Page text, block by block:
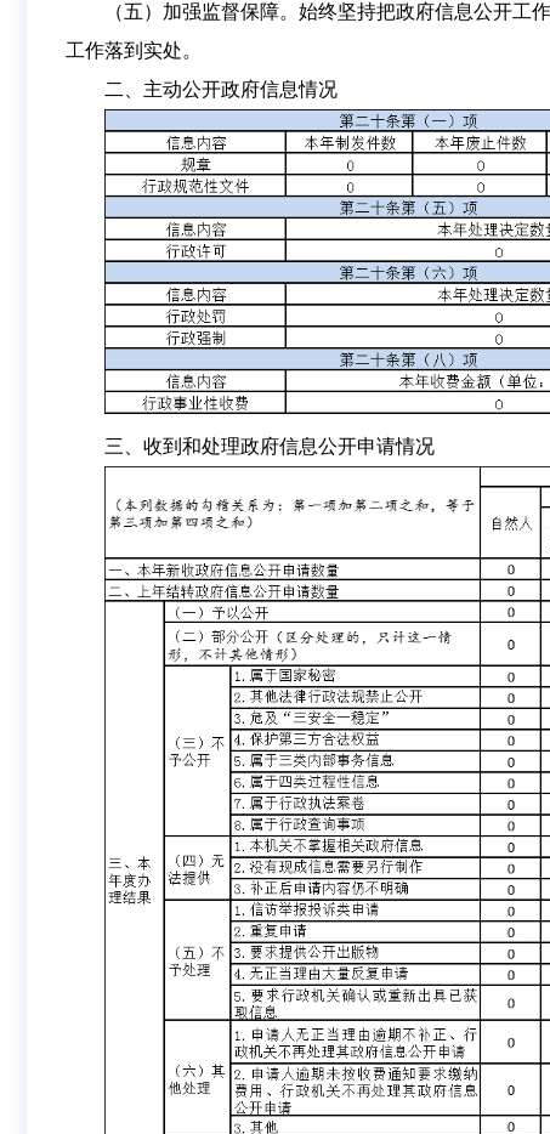
（五）加强监督保障。始终坚持把政府信息公开
工作落到实处。
二、主动公开政府信息情况
三、收到和处理政府信息公开申请情况